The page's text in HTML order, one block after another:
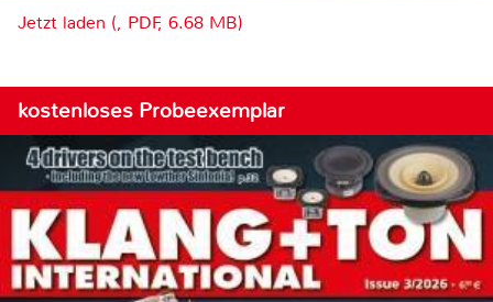
Jetzt laden (, PDF, 6.68 MB)
kostenloses Probeexemplar